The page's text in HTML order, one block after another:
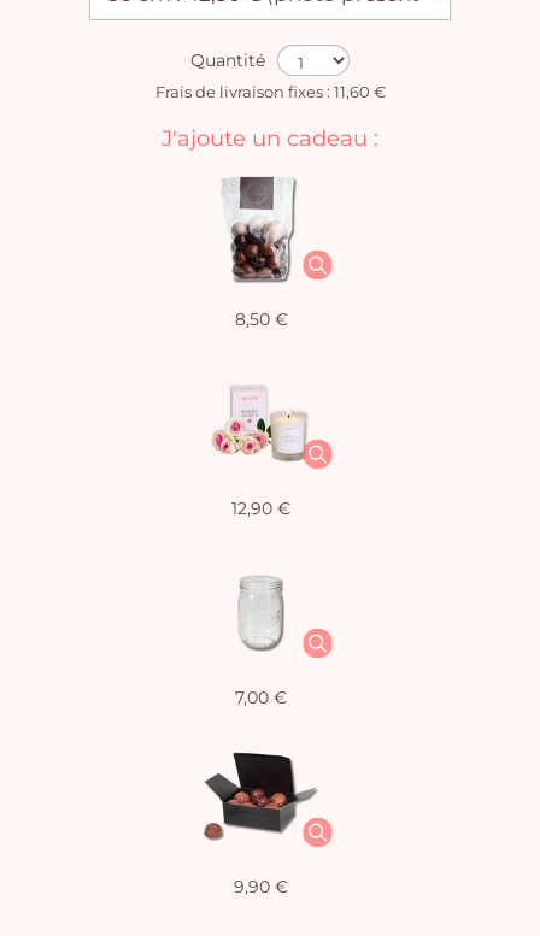
Quantité
Frais de livraison fixes : 11,60 €
J'ajoute un cadeau :
8,50 €
12,90 €
7,00 €
9,90 €